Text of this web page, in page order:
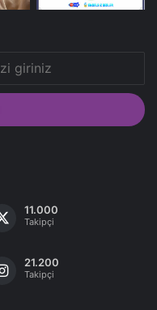
11.000
Takipçi
21.200
Takipçi